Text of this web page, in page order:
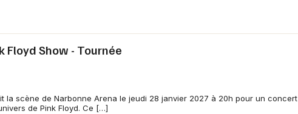
Floyd Show - Tournée
la scène de Narbonne Arena le jeudi 28 janvier 2027 à 20h pour un concert
de Pink Floyd. Ce […]